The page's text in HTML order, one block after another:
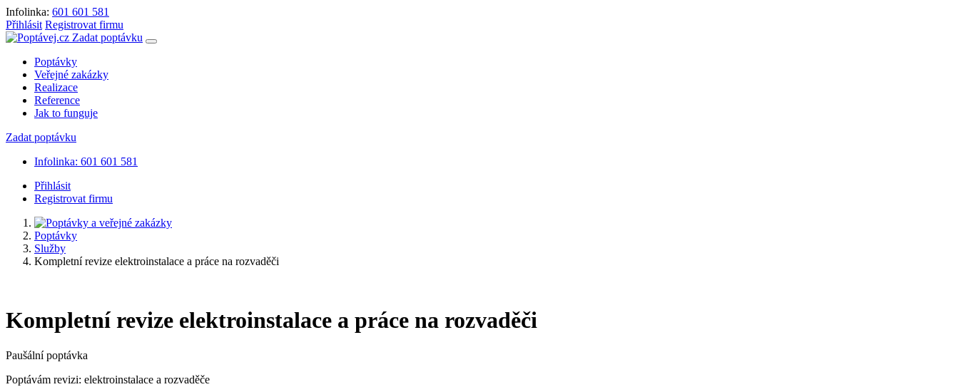
Infolinka: 601 601 581
Přihlásit Registrovat firmu
Zadat poptávku
Poptávky
Veřejné zakázky
Realizace
Reference
Jak to funguje
Zadat poptávku
Infolinka: 601 601 581
Přihlásit
Registrovat firmu
Poptávky
Služby
Kompletní revize elektroinstalace a práce na rozvaděči
Kompletní revize elektroinstalace a práce na rozvaděči
Paušální poptávka
Poptávám revizi: elektroinstalace a rozvaděče